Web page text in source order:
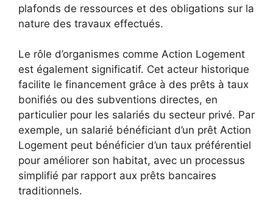
plafonds de ressources et des obligations sur la
nature des travaux effectués.
Le rôle d’organismes comme Action Logement
est également significatif. Cet acteur historique
facilite le financement grâce à des prêts à taux
bonifiés ou des subventions directes, en
particulier pour les salariés du secteur privé. Par
exemple, un salarié bénéficiant d’un prêt Action
Logement peut bénéficier d’un taux préférentiel
pour améliorer son habitat, avec un processus
simplifié par rapport aux prêts bancaires
traditionnels.